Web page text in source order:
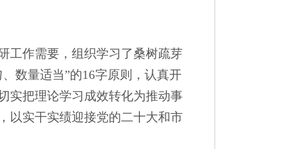
作需要，组织学习了桑树疏芽
数量适当”的16字原则，认真开
实把理论学习成效转化为推动事
以实干实绩迎接党的二十大和市